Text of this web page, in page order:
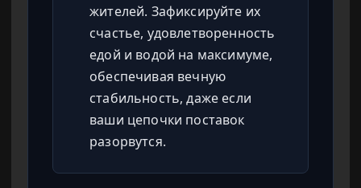
жителей. Зафиксируйте их
счастье, удовлетворенность
едой и водой на максимуме,
обеспечивая вечную
стабильность, даже если
ваши цепочки поставок
разорвутся.